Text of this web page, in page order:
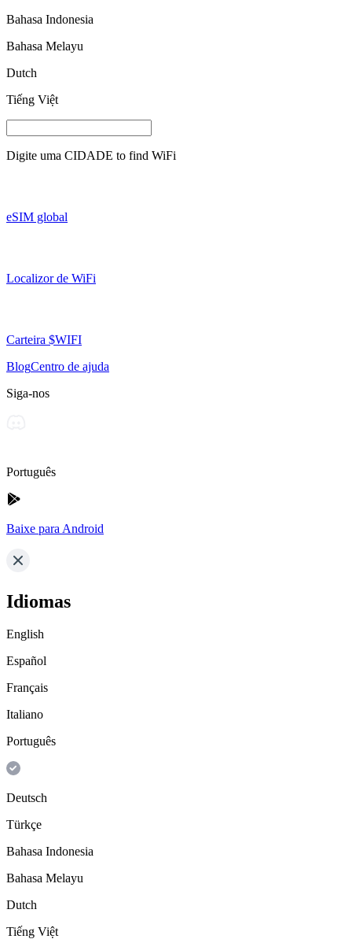
Bahasa Indonesia
Bahasa Melayu
Dutch
Tiếng Việt
Digite uma CIDADE to find WiFi
eSIM global
Localizor de WiFi
Carteira $WIFI
BlogCentro de ajuda
Siga-nos
Português
Baixe para Android
Idiomas
English
Español
Français
Italiano
Português
Deutsch
Türkçe
Bahasa Indonesia
Bahasa Melayu
Dutch
Tiếng Việt